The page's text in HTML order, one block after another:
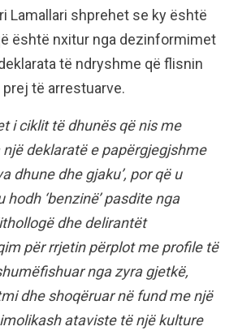
Lamallari shprehet se ky është
është nxitur nga dezinformimet
të ndryshme që flisnin
të arrestuarve.
i ciklit të dhunës që nis me
deklaratë e papërgjegjshme
dhune dhe gjaku’, por që u
‘benzinë’ pasdite nga
dhe delirantët
për rrjetin përplot me profile të
nga zyra gjetkë,
dhe shoqëruar në fund me një
ataviste të një kulture